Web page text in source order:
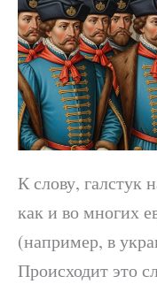
К слову, галстук
как и во многих
(например, в
Происходит это